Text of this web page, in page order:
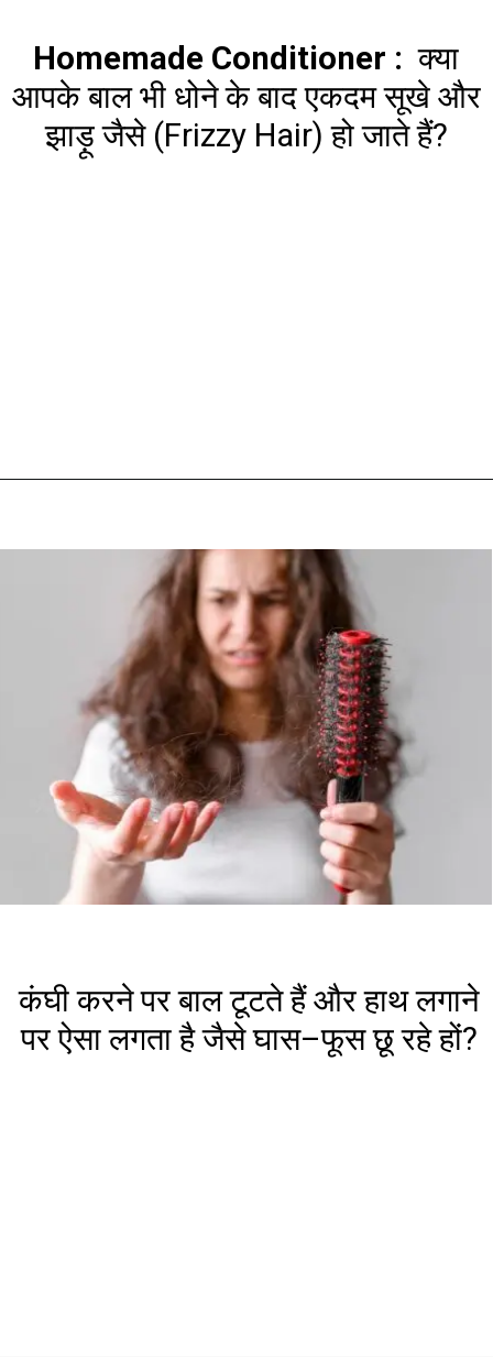
Homemade Conditioner :क्या
आपके बाल भी धोने के बाद एकदम सूखे और
झाड़ू जैसे (Frizzy Hair) हो जाते हैं?
कंघी करने पर बाल टूटते हैं और हाथ लगाने
पर ऐसा लगता है जैसे घास–फूस छू रहे हों?